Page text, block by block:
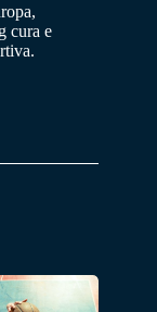
cura e